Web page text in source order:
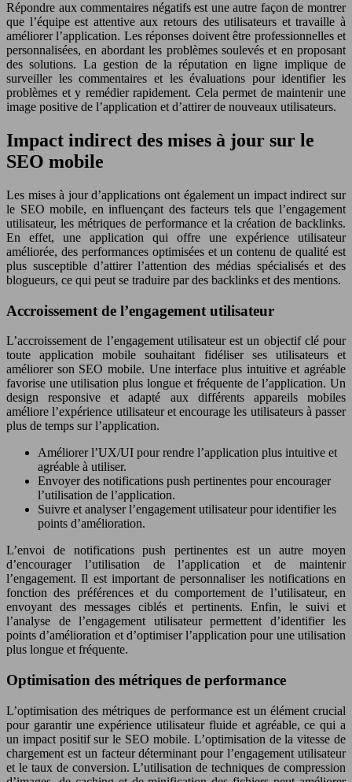
Répondre aux commentaires négatifs est une autre façon de montrer
que l’équipe est attentive aux retours des utilisateurs et travaille à
améliorer l’application. Les réponses doivent être professionnelles et
personnalisées, en abordant les problèmes soulevés et en proposant
des solutions. La gestion de la réputation en ligne implique de
surveiller les commentaires et les évaluations pour identifier les
problèmes et y remédier rapidement. Cela permet de maintenir une
image positive de l’application et d’attirer de nouveaux utilisateurs.
Impact indirect des mises à jour sur le
SEO mobile
Les mises à jour d’applications ont également un impact indirect sur
le SEO mobile, en influençant des facteurs tels que l’engagement
utilisateur, les métriques de performance et la création de backlinks.
En effet, une application qui offre une expérience utilisateur
améliorée, des performances optimisées et un contenu de qualité est
plus susceptible d’attirer l’attention des médias spécialisés et des
blogueurs, ce qui peut se traduire par des backlinks et des mentions.
Accroissement de l’engagement utilisateur
L’accroissement de l’engagement utilisateur est un objectif clé pour
toute application mobile souhaitant fidéliser ses utilisateurs et
améliorer son SEO mobile. Une interface plus intuitive et agréable
favorise une utilisation plus longue et fréquente de l’application. Un
design responsive et adapté aux différents appareils mobiles
améliore l’expérience utilisateur et encourage les utilisateurs à passer
plus de temps sur l’application.
Améliorer l’UX/UI pour rendre l’application plus intuitive et
agréable à utiliser.
Envoyer des notifications push pertinentes pour encourager
l’utilisation de l’application.
Suivre et analyser l’engagement utilisateur pour identifier les
points d’amélioration.
L’envoi de notifications push pertinentes est un autre moyen
d’encourager l’utilisation de l’application et de maintenir
l’engagement. Il est important de personnaliser les notifications en
fonction des préférences et du comportement de l’utilisateur, en
envoyant des messages ciblés et pertinents. Enfin, le suivi et
l’analyse de l’engagement utilisateur permettent d’identifier les
points d’amélioration et d’optimiser l’application pour une utilisation
plus longue et fréquente.
Optimisation des métriques de performance
L’optimisation des métriques de performance est un élément crucial
pour garantir une expérience utilisateur fluide et agréable, ce qui a
un impact positif sur le SEO mobile. L’optimisation de la vitesse de
chargement est un facteur déterminant pour l’engagement utilisateur
et le taux de conversion. L’utilisation de techniques de compression